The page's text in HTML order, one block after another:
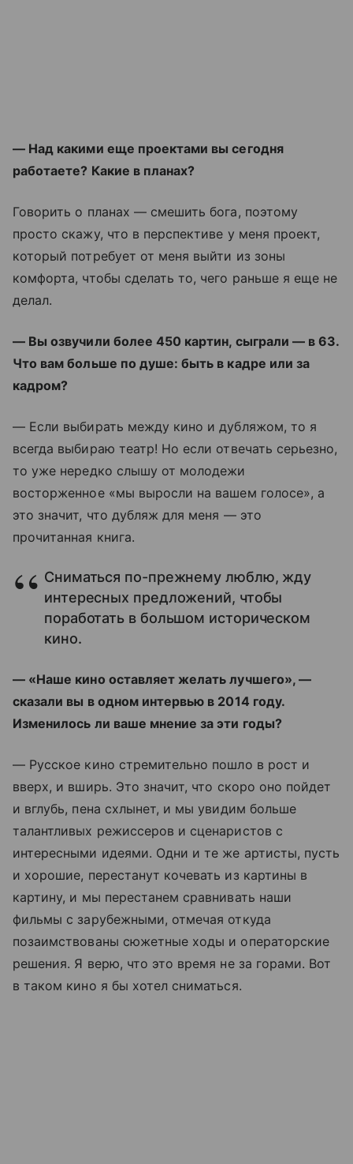
— Над какими еще проектами вы сегодня
работаете? Какие в планах?
Говорить о планах — смешить бога, поэтому
просто скажу, что в перспективе у меня проект,
который потребует от меня выйти из зоны
комфорта, чтобы сделать то, чего раньше я еще не
делал.
— Вы озвучили более 450 картин, сыграли — в 63.
Что вам больше по душе: быть в кадре или за
кадром?
— Если выбирать между кино и дубляжом, то я
всегда выбираю театр! Но если отвечать серьезно,
то уже нередко слышу от молодежи
восторженное «мы выросли на вашем голосе», а
это значит, что дубляж для меня — это
прочитанная книга.
Сниматься по-прежнему люблю, жду
интересных предложений, чтобы
поработать в большом историческом
кино.
— «Наше кино оставляет желать лучшего», —
сказали вы в одном интервью в 2014 году.
Изменилось ли ваше мнение за эти годы?
— Русское кино стремительно пошло в рост и
вверх, и вширь. Это значит, что скоро оно пойдет
и вглубь, пена схлынет, и мы увидим больше
талантливых режиссеров и сценаристов с
интересными идеями. Одни и те же артисты, пусть
и хорошие, перестанут кочевать из картины в
картину, и мы перестанем сравнивать наши
фильмы с зарубежными, отмечая откуда
позаимствованы сюжетные ходы и операторские
решения. Я верю, что это время не за горами. Вот
в таком кино я бы хотел сниматься.